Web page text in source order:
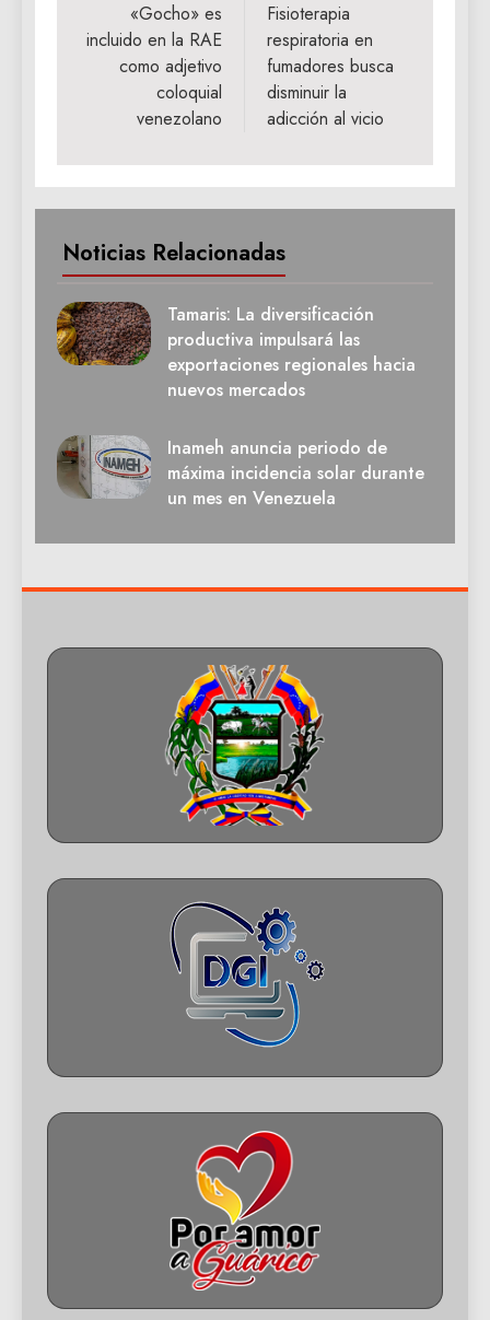
entradas
«Gocho» es
incluido en la RAE
como adjetivo
coloquial
venezolano
Fisioterapia
respiratoria en
fumadores busca
disminuir la
adicción al vicio
Noticias Relacionadas
Tamaris: La diversificación
productiva impulsará las
exportaciones regionales hacia
nuevos mercados
Inameh anuncia periodo de
máxima incidencia solar durante
un mes en Venezuela